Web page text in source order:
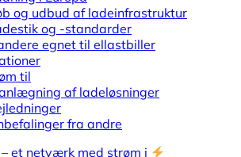
og udbud af ladeinfrastruktur
og -standarder
egnet til ellastbiller
til
af ladeløsninger
fra andre
et netværk med strøm i